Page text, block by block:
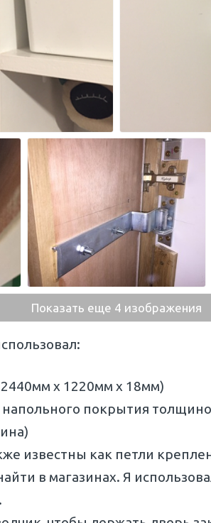
Показать еще 4 изображения
х 1220мм х 18мм)
покрытия
известны как петли
в магазинах. Я